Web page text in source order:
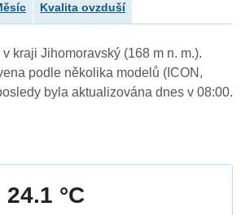
Kvalita ovzduší
kraji Jihomoravský (168 m n. m.).
podle několika modelů (ICON,
byla aktualizována dnes v 08:00.
24.1 °C